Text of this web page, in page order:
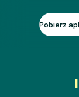
Pobierz